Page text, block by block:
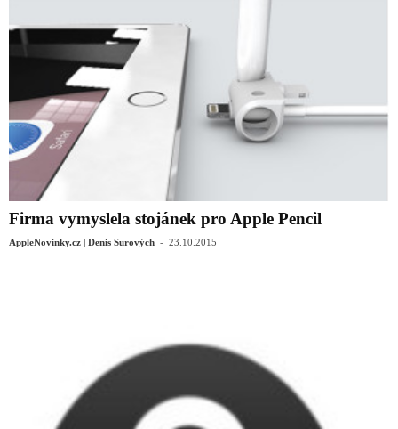
Firma vymyslela stojánek pro Apple Pencil
AppleNovinky.cz | Denis Surových - 23.10.2015